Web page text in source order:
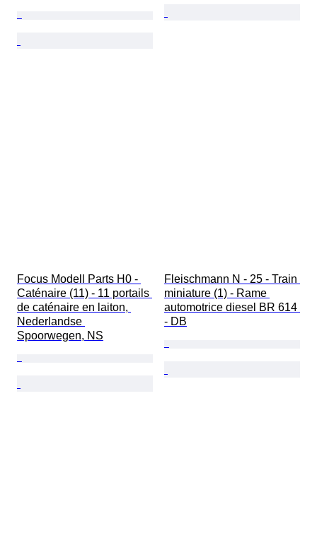
Focus Modell Parts H0 -
Caténaire (11) - 11 portails
de caténaire en laiton,
Nederlandse
Spoorwegen, NS
Fleischmann N - 25 - Train
miniature (1) - Rame
automotrice diesel BR 614
- DB